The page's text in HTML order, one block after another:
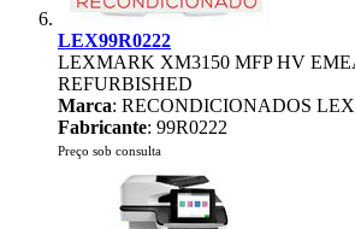
LEX99R0222
LEXMARK XM3150 MFP HV
REFURBISHED
Marca: RECONDICIONADOS
Fabricante: 99R0222
Preço sob consulta